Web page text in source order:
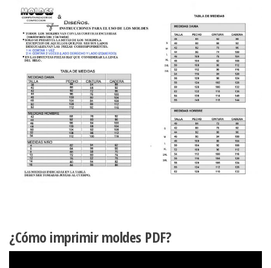
¿Cómo imprimir moldes PDF?